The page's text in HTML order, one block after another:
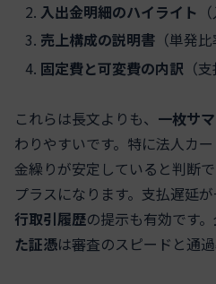
入出金明細のハイライト
売上構成の説明書 （単発
固定費と可変費の内訳 （
これらは長文よりも、 一枚サ
わりやすいです。特に法人カ
金繰りが安定していると判断
プラスになります。支払遅延
行取引履歴の提示も有効です
た証憑は審査のスピードと通